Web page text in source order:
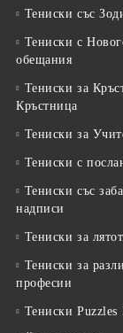
Тениски със
Тениски с
обещания
Тениски за
Кръстница
Тениски за
Тениски с
Тениски със
надписи
Тениски за
Тениски за
професии
Тениски Puzzles